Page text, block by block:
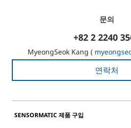
문의
+82 2 2240
MyeongSeok Kang (
연락처
SENSORMATIC 제품 구입